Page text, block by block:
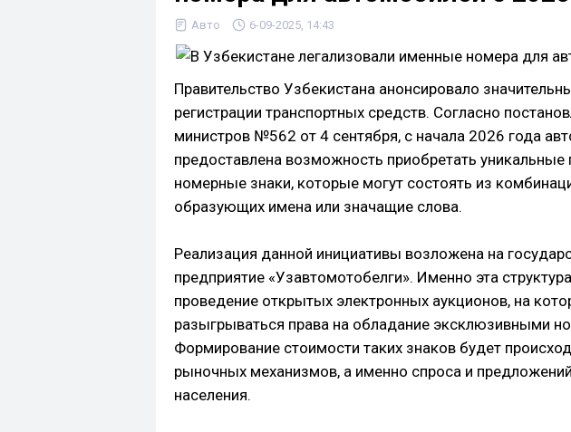
Авто 6-09-2025, 14:43
Правительство Узбекистана анонсировало
регистрации транспортных средств. Согласно
министров №562 от 4 сентября, с начала 2026 года
предоставлена возможность приобретать уникальные
номерные знаки, которые могут состоять из
образующих имена или значащие слова.
Реализация данной инициативы возложена на
предприятие «Узавтомотобелги». Именно эта
проведение открытых электронных аукционов, на
разыгрываться права на обладание эксклюзивными
Формирование стоимости таких знаков будет
рыночных механизмов, а именно спроса и
населения.